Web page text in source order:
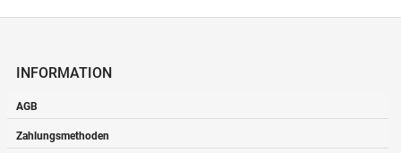
INFORMATION
AGB
Zahlungsmethoden